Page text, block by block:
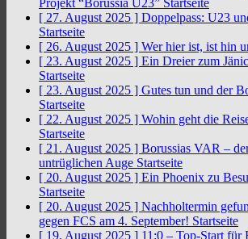
Projekt “Borussia U23” Startseite
[ 27. August 2025 ] Doppelpass: U23
Startseite
[ 26. August 2025 ] Wer hier ist, ist hin
[ 23. August 2025 ] Ein Dreier zum
Startseite
[ 23. August 2025 ] Gutes tun und der
Startseite
[ 22. August 2025 ] Wohin geht die
Startseite
[ 21. August 2025 ] Borussias VAR –
untrüglichen Auge Startseite
[ 20. August 2025 ] Ein Phoenix zu
Startseite
[ 20. August 2025 ] Nachholtermin
gegen FCS am 4. September! Startseite
[ 19. August 2025 ] 11:0 – Top-Start für